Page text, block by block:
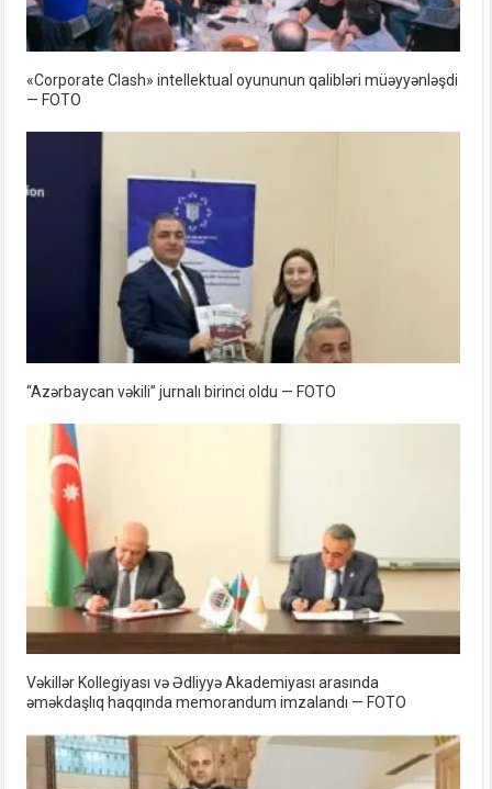
«Corporate Clash» intellektual oyununun qalibləri müəyyənləşdi
— FOTO
“Azərbaycan vəkili” jurnalı birinci oldu — FOTO
Vəkillər Kollegiyası və Ədliyyə Akademiyası arasında
əməkdaşlıq haqqında memorandum imzalandı — FOTO